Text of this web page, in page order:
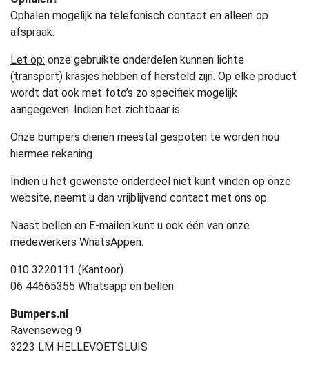
Ophalen mogelijk na telefonisch contact en alleen op
afspraak.
Let op: onze gebruikte onderdelen kunnen lichte
(transport) krasjes hebben of hersteld zijn. Op elke product
wordt dat ook met foto’s zo specifiek mogelijk
aangegeven. Indien het zichtbaar is.
Onze bumpers dienen meestal gespoten te worden hou
hiermee rekening
Indien u het gewenste onderdeel niet kunt vinden op onze
website, neemt u dan vrijblijvend contact met ons op.
Naast bellen en E-mailen kunt u ook één van onze
medewerkers WhatsAppen.
010 3220111 (Kantoor)
06 44665355 Whatsapp en bellen
Bumpers.nl
Ravenseweg 9
3223 LM HELLEVOETSLUIS